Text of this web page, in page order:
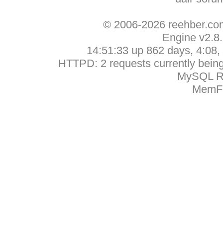
© 2006-2026
Engine
14:51:33 up 862 days,
HTTPD: 2 requests currently
MySQL